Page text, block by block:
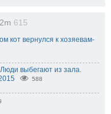
615
кот вернулся к хозяевам-
выбегают из зала.
588